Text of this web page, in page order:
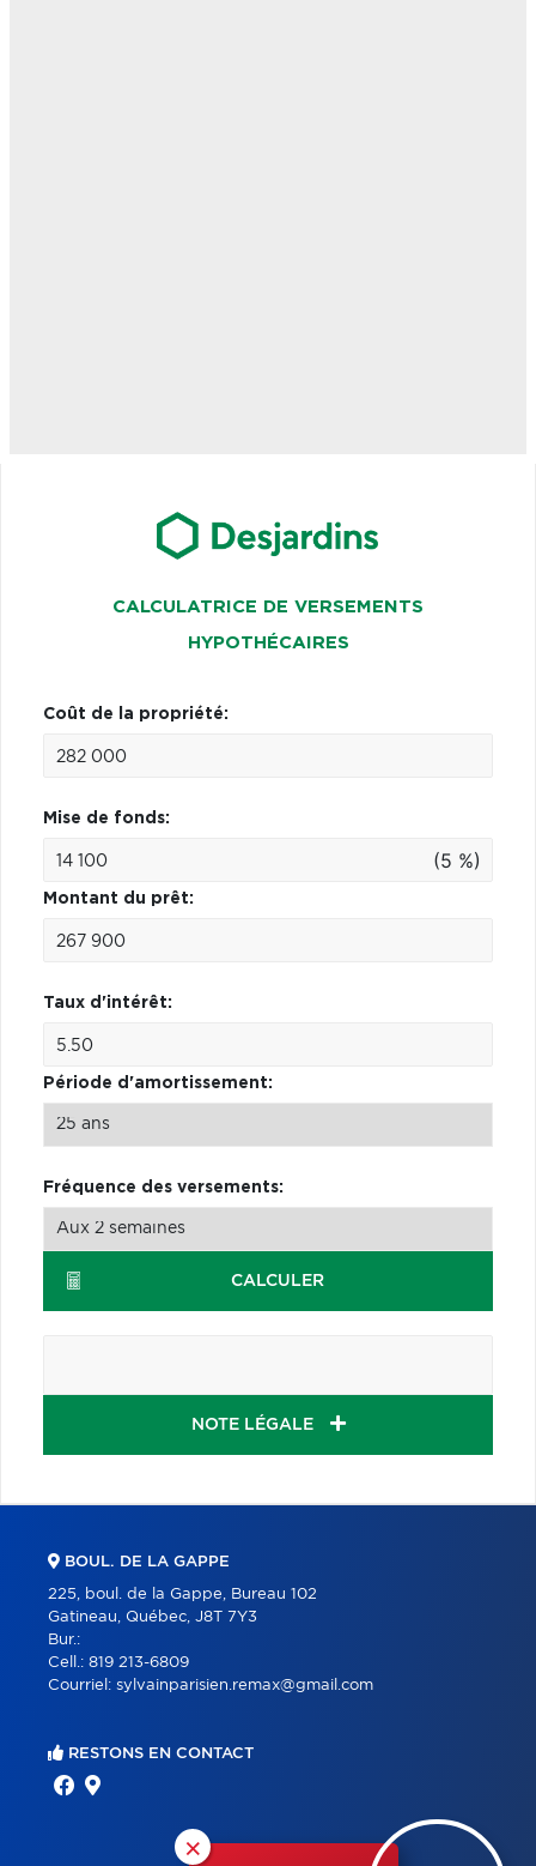
CALCULATRICE DE VERSEMENTS
HYPOTHÉCAIRES
Coût de la propriété:
Mise de fonds:
(5 %)
Montant du prêt:
Taux d'intérêt:
Période d'amortissement:
Fréquence des versements:
CALCULER
NOTE LÉGALE
×
BOUL. DE LA GAPPE
225, boul. de la Gappe, Bureau 102
Gatineau, Québec, J8T 7Y3
Bur.:
Cell.: 819 213-6809
Courriel: sylvainparisien.remax@gmail.com
RESTONS EN CONTACT